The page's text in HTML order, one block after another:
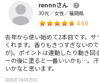
rennnさん
30代／女性／福岡県
4.60
去年から使い始めて2本目です。
くれます。香りもきつすぎないの
が)。ポイントは運動したり動き回
ーの後に塗ると一番いいかも…。
いかなと思います。
2018.07.04 04:25:01